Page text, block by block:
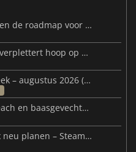
MARVEL Tōkon gaat van start en de roadmap voor jaar 1 is bekendgemaakt
Steam Frame-prijs lekt uit en verplettert hoop op betaalbare VR
Niuwe Videogames van de week – augustus 2026 (week 32)
Palworld-update maakt Sunreach en baasgevechten stabieler
Microsoft könnte Project Helix neu planen – Steam-Support wackelt